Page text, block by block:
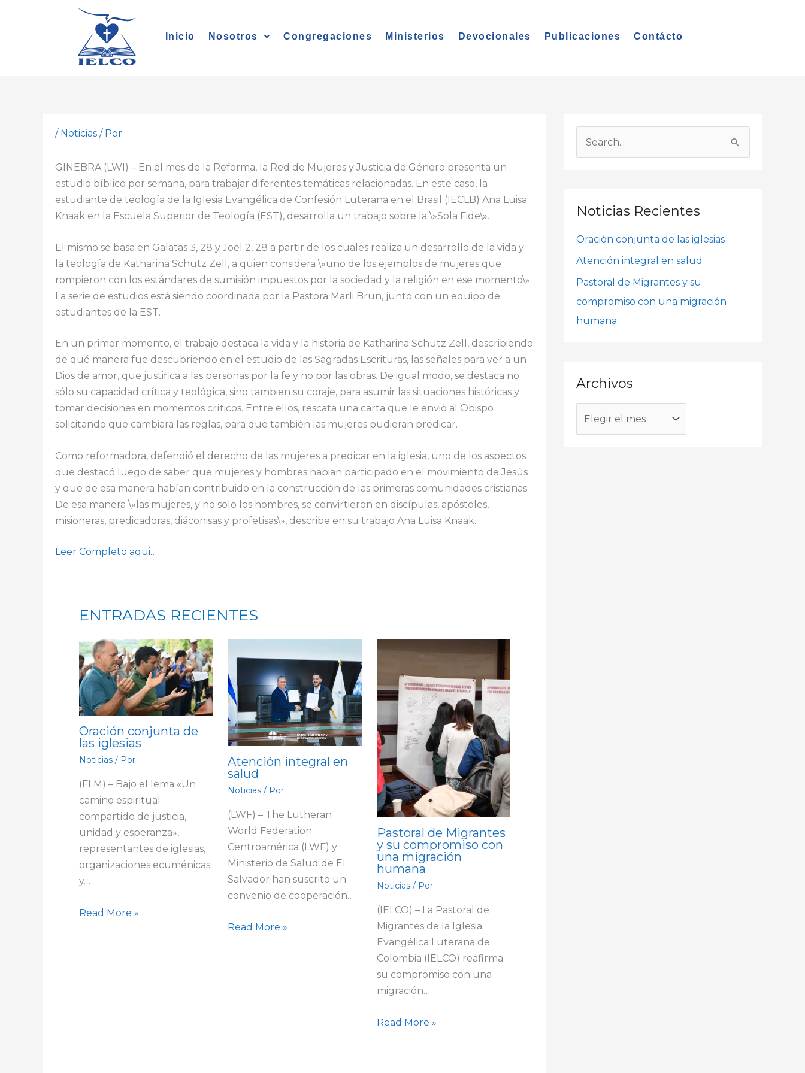
Inicio Nosotros Congregaciones Ministerios Devocionales Publicaciones Contácto
/ Noticias / Por
GINEBRA (LWI) – En el mes de la Reforma, la Red de Mujeres y Justicia de Género presenta un
estudio bíblico por semana, para trabajar diferentes temáticas relacionadas. En este caso, la
estudiante de teología de la Iglesia Evangélica de Confesión Luterana en el Brasil (IECLB) Ana Luisa
Knaak en la Escuela Superior de Teología (EST), desarrolla un trabajo sobre la \»Sola Fide\».
El mismo se basa en Galatas 3, 28 y Joel 2, 28 a partir de los cuales realiza un desarrollo de la vida y
la teología de Katharina Schütz Zell, a quien considera \»uno de los ejemplos de mujeres que
rompieron con los estándares de sumisión impuestos por la sociedad y la religión en ese momento\».
La serie de estudios está siendo coordinada por la Pastora Marli Brun, junto con un equipo de
estudiantes de la EST.
En un primer momento, el trabajo destaca la vida y la historia de Katharina Schütz Zell, describiendo
de qué manera fue descubriendo en el estudio de las Sagradas Escrituras, las señales para ver a un
Dios de amor, que justifica a las personas por la fe y no por las obras. De igual modo, se destaca no
sólo su capacidad crítica y teológica, sino tambien su coraje, para asumir las situaciones históricas y
tomar decisiones en momentos críticos. Entre ellos, rescata una carta que le envió al Obispo
solicitando que cambiara las reglas, para que también las mujeres pudieran predicar.
Como reformadora, defendió el derecho de las mujeres a predicar en la iglesia, uno de los aspectos
que destacó luego de saber que mujeres y hombres habian participado en el movimiento de Jesús
y que de esa manera habían contribuido en la construcción de las primeras comunidades cristianas.
De esa manera \»las mujeres, y no solo los hombres, se convirtieron en discípulas, apóstoles,
misioneras, predicadoras, diáconisas y profetisas\», describe en su trabajo Ana Luisa Knaak.
Leer Completo aqui…
ENTRADAS RECIENTES
Oración conjunta de
las iglesias
Noticias / Por
(FLM) – Bajo el lema «Un
camino espiritual
compartido de justicia,
unidad y esperanza»,
representantes de iglesias,
organizaciones ecuménicas
y…
Read More »
Atención integral en
salud
Noticias / Por
(LWF) – The Lutheran
World Federation
Centroamérica (LWF) y
Ministerio de Salud de El
Salvador han suscrito un
convenio de cooperación…
Read More »
Pastoral de Migrantes
y su compromiso con
una migración
humana
Noticias/ Por
(IELCO) – La Pastoral de
Migrantes de la Iglesia
Evangélica Luterana de
Colombia (IELCO) reafirma
su compromiso con una
migración…
Read More »
r
p
o
r
:
Noticias Recientes
Oración conjunta de las iglesias
Atención integral en salud
Pastoral de Migrantes y su
compromiso con una migración
humana
Archivos
c
v
o
s